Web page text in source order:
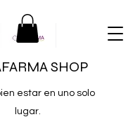
SHOP
estar en uno solo
lugar.